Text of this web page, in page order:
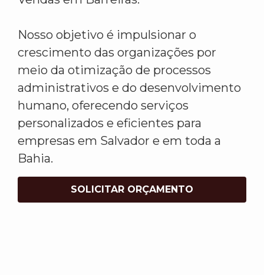
Nosso objetivo é impulsionar o
crescimento das organizações por
meio da otimização de processos
administrativos e do desenvolvimento
humano, oferecendo serviços
personalizados e eficientes para
empresas em Salvador e em toda a
Bahia.
SOLICITAR ORÇAMENTO